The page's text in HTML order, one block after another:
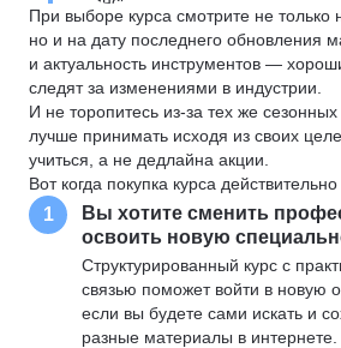
При выборе курса смотрите не только
но и на дату последнего обновления
и актуальность инструментов —
следят за изменениями в индустрии.
И не торопитесь из-за тех же
лучше принимать исходя из своих
учиться, а не дедлайна акции.
Вот когда покупка курса
1
Вы хотите сменить
освоить новую
Структурированный курс с
связью поможет войти в новую
если вы будете сами искать и
разные материалы в